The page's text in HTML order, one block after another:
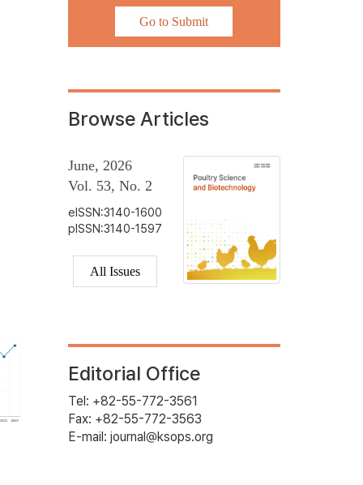
Go to Submit
Browse Articles
June, 2026
Vol. 53, No. 2
eISSN:3140-1600
pISSN:3140-1597
All Issues
Editorial Office
Tel: +82-55-772-3561
Fax: +82-55-772-3563
E-mail: journal@ksops.org